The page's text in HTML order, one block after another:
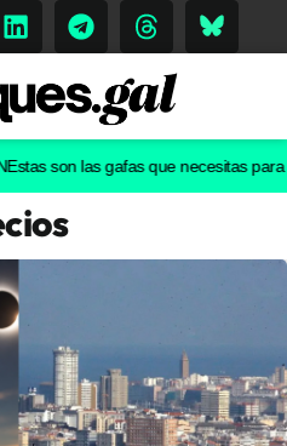
son las gafas que necesitas para ver